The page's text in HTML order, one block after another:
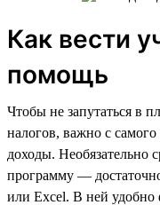
Как вести
помощь
Чтобы не запутаться в
налогов, важно с
доходы. Необязательно
программу —
или Excel. В ней удобно